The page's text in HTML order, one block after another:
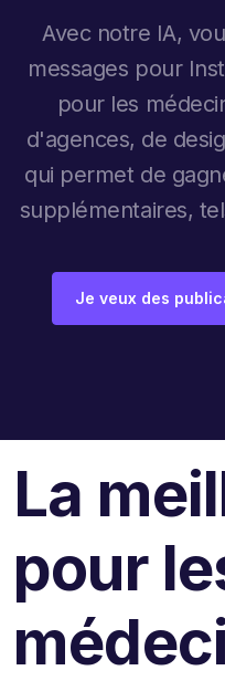
Avec notre IA,
messages pour
pour les
d'agences, de
qui permet de
supplémentaires,
Je veux des
La
pour